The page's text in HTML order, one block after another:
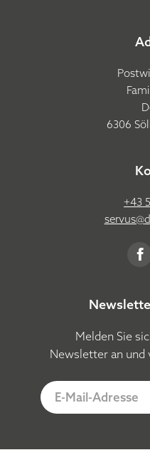
6306
+43
servus@
Melden Sie
Newsletter an und
E-Mail-Adresse